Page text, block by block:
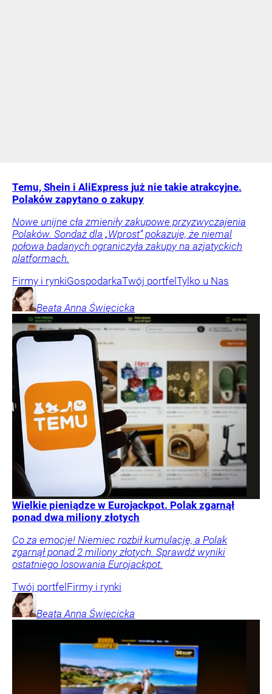
Temu, Shein i AliExpress już nie takie atrakcyjne.
Polaków zapytano o zakupy
Nowe unijne cła zmieniły zakupowe przyzwyczajenia
Polaków. Sondaż dla „Wprost” pokazuje, że niemal
połowa badanych ograniczyła zakupy na azjatyckich
platformach.
Firmy i rynkiGospodarkaTwój portfelTylko u Nas
Beata Anna Święcicka
Wielkie pieniądze w Eurojackpot. Polak zgarnął
ponad dwa miliony złotych
Co za emocje! Niemiec rozbił kumulację, a Polak
zgarnął ponad 2 miliony złotych. Sprawdź wyniki
ostatniego losowania Eurojackpot.
Twój portfelFirmy i rynki
Beata Anna Święcicka